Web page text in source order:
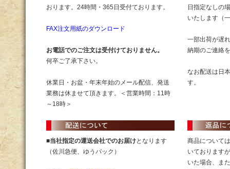
おります。24時間・365日受付ております。
FAX注文用紙のダウンロード
お電話でのご注文は受付けておりません。
何卒ご了承下さい。
休業日・お盆・年末年始のメール配信、発送
業務は休ませて頂きます。＜営業時間：11時
～18時＞
日指定なしの
いたします（
一部出荷が遅
納期のご連絡
なお配送は日
す。
■当社指定の運送会社でのお届けとなります
（佐川急便、ゆうパック）
商品について
いております
いた場合、ま